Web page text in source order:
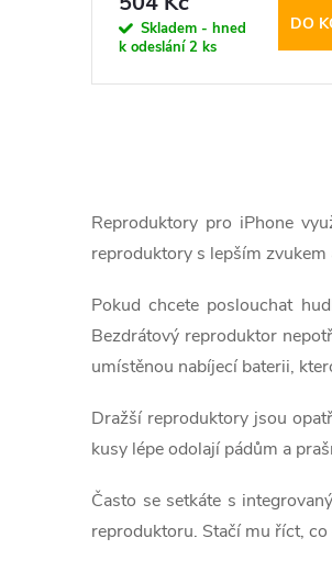
Skladem - hned
k odeslání2 ks
DO
v
l
á
d
a
c
p
Reproduktory pro iPhone
reproduktory s lepším zvukem
Pokud chcete poslouchat
Bezdrátový reproduktor
umístěnou nabíjecí baterii,
Dražší reproduktory jsou
kusy lépe odolají pádům a
Často se setkáte s
reproduktoru. Stačí mu říct, co